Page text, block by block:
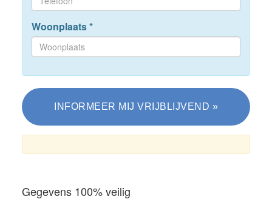
Woonplaats*
Gegevens 100% veilig